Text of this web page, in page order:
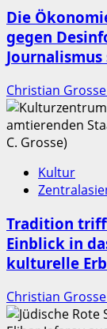
Die
gegen
Christian Grosse
Kultur
Tradition
Einblick in
kulturelle
Christian Grosse